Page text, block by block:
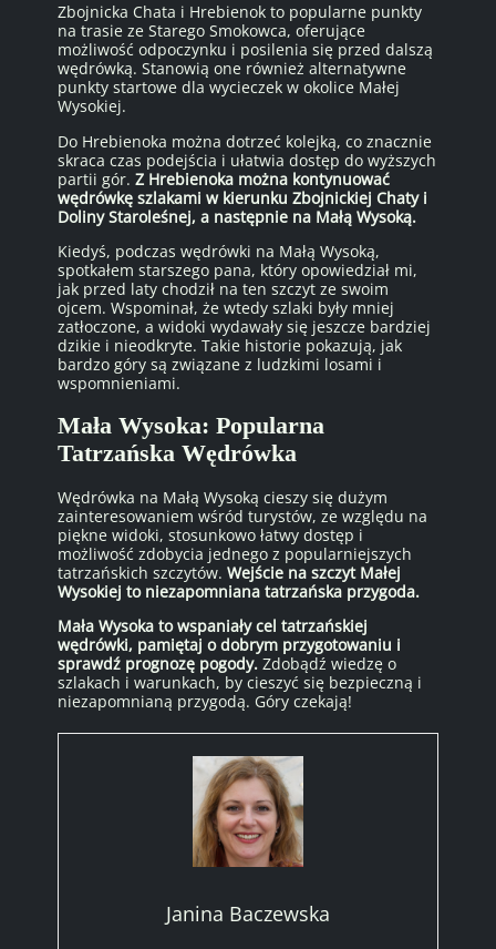
Zbojnicka Chata i Hrebienok to popularne punkty
na trasie ze Starego Smokowca, oferujące
możliwość odpoczynku i posilenia się przed dalszą
wędrówką. Stanowią one również alternatywne
punkty startowe dla wycieczek w okolice Małej
Wysokiej.
Do Hrebienoka można dotrzeć kolejką, co znacznie
skraca czas podejścia i ułatwia dostęp do wyższych
partii gór. Z Hrebienoka można kontynuować
wędrówkę szlakami w kierunku Zbojnickiej Chaty i
Doliny Staroleśnej, a następnie na Małą Wysoką.
Kiedyś, podczas wędrówki na Małą Wysoką,
spotkałem starszego pana, który opowiedział mi,
jak przed laty chodził na ten szczyt ze swoim
ojcem. Wspominał, że wtedy szlaki były mniej
zatłoczone, a widoki wydawały się jeszcze bardziej
dzikie i nieodkryte. Takie historie pokazują, jak
bardzo góry są związane z ludzkimi losami i
wspomnieniami.
Mała Wysoka: Popularna
Tatrzańska Wędrówka
Wędrówka na Małą Wysoką cieszy się dużym
zainteresowaniem wśród turystów, ze względu na
piękne widoki, stosunkowo łatwy dostęp i
możliwość zdobycia jednego z popularniejszych
tatrzańskich szczytów. Wejście na szczyt Małej
Wysokiej to niezapomniana tatrzańska przygoda.
Mała Wysoka to wspaniały cel tatrzańskiej
wędrówki, pamiętaj o dobrym przygotowaniu i
sprawdź prognozę pogody. Zdobądź wiedzę o
szlakach i warunkach, by cieszyć się bezpieczną i
niezapomnianą przygodą. Góry czekają!
Janina Baczewska